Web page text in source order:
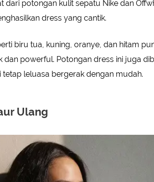
dari potongan kulit sepatu Nike dan
dress yang cantik.
biru tua, kuning, oranye, dan hitam
dan powerful. Potongan dress ini juga
leluasa bergerak dengan mudah.
Ulang